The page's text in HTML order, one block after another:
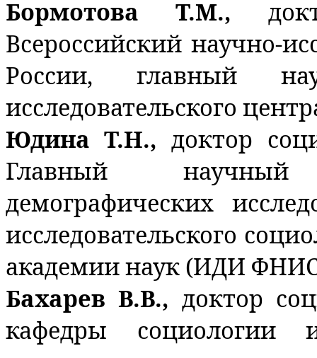
Бормотова Т.М.,
Всероссийский научно-
России, главный
исследовательского
Юдина Т.Н.,доктор
Главный научный
демографических
исследовательского
академии наук (ИДИ
Бахарев В.В., доктор
кафедры социологии